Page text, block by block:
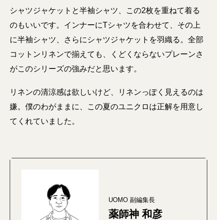
シャツジャケットと半袖シャツ、この2枚を重ねて着る
のもいいです。インナーにTシャツを合わせて、その上
に半袖シャツ、さらにシャツジャケットを羽織る。全部
コットンリネンで揃えても、くどくならないプレーンさ
がこのシリーズの強みだと思います。
リネンの清涼感は欲しいけど、リネンっぽく見えるのは
嫌。僕のわがままに、この夏のユニクロは正解を用意し
てくれていました。
UOMO 副編集長
薬師神 和彦